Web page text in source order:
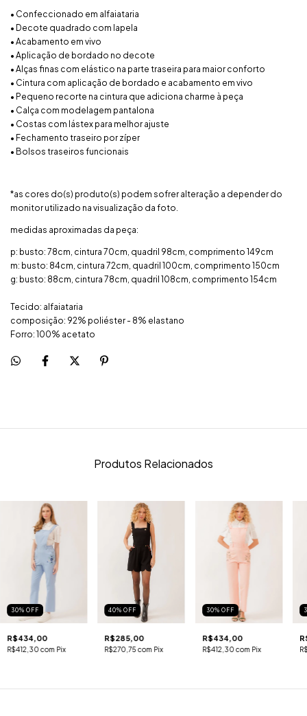
• Confeccionado em alfaiataria
• Decote quadrado com lapela
• Acabamento em vivo
• Aplicação de bordado no decote
• Alças finas com elástico na parte traseira para maior conforto
• Cintura com aplicação de bordado e acabamento em vivo
• Pequeno recorte na cintura que adiciona charme à peça
• Calça com modelagem pantalona
• Costas com lástex para melhor ajuste
• Fechamento traseiro por zíper
• Bolsos traseiros funcionais
*as cores do(s) produto(s) podem sofrer alteração a depender do
monitor utilizado na visualização da foto.
medidas aproximadas da peça:
p: busto: 78cm, cintura 70cm, quadril 98cm, comprimento 149cm
m: busto: 84cm, cintura 72cm, quadril 100cm, comprimento 150cm
g: busto: 88cm, cintura 78cm, quadril 108cm, comprimento 154cm
Tecido: alfaiataria
composição: 92% poliéster - 8% elastano
Forro: 100% acetato
Produtos Relacionados
30% OFF
R$434,00
R$412,30com Pix
40%OFF
R$285,00
R$270,75com Pix
30% OFF
R$434,00
R$412,30com Pix